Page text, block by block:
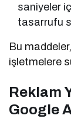
saniyeler
tasarrufu
Bu
işletmelere
Reklam
Google